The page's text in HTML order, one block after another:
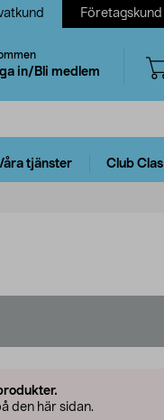
Företagskund
in/Bli medlem
tjänster Club Clas
den här sidan.